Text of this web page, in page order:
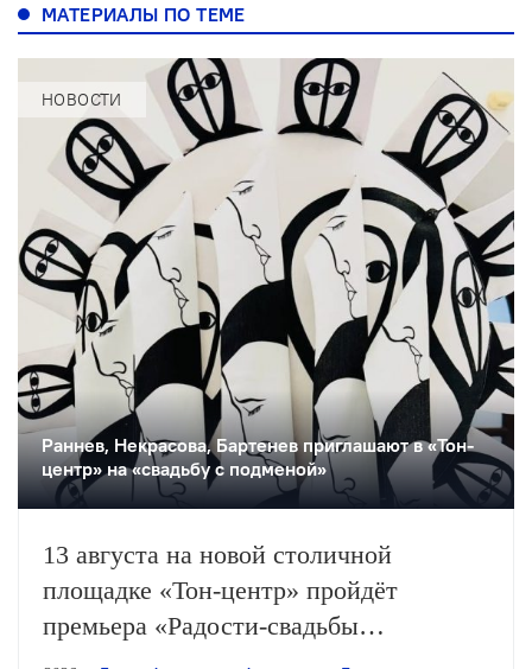
МАТЕРИАЛЫ ПО ТЕМЕ
НОВОСТИ
Раннев, Некрасова, Бартенев приглашают в «Тон-
центр» на «свадьбу с подменой»
13 августа на новой столичной
площадке «Тон-центр» пройдёт
премьера «Радости-свадьбы
с подменой невесты и другими